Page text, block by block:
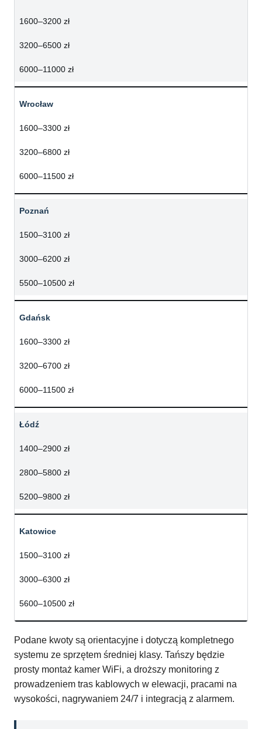
1600–3200 zł
3200–6500 zł
6000–11000 zł
Wrocław
1600–3300 zł
3200–6800 zł
6000–11500 zł
Poznań
1500–3100 zł
3000–6200 zł
5500–10500 zł
Gdańsk
1600–3300 zł
3200–6700 zł
6000–11500 zł
Łódź
1400–2900 zł
2800–5800 zł
5200–9800 zł
Katowice
1500–3100 zł
3000–6300 zł
5600–10500 zł
Podane kwoty są orientacyjne i dotyczą kompletnego
systemu ze sprzętem średniej klasy. Tańszy będzie
prosty montaż kamer WiFi, a droższy monitoring z
prowadzeniem tras kablowych w elewacji, pracami na
wysokości, nagrywaniem 24/7 i integracją z alarmem.